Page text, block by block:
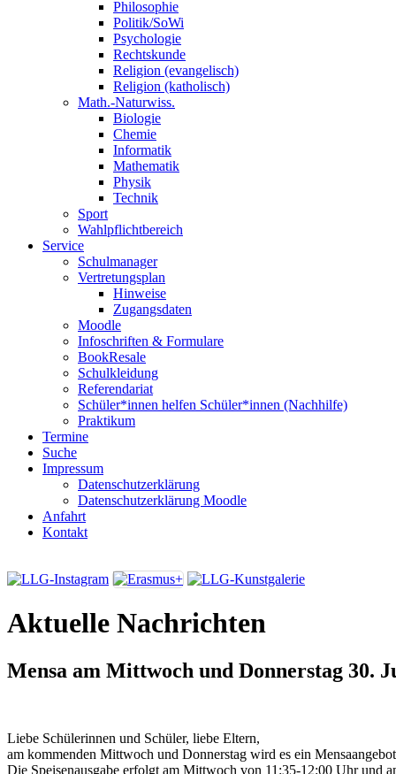
Philosophie
Politik/SoWi
Psychologie
Rechtskunde
Religion (evangelisch)
Religion (katholisch)
Math.-Naturwiss.
Biologie
Chemie
Informatik
Mathematik
Physik
Technik
Sport
Wahlpflichtbereich
Service
Schulmanager
Vertretungsplan
Hinweise
Zugangsdaten
Moodle
Infoschriften & Formulare
BookResale
Schulkleidung
Referendariat
Schüler*innen helfen Schüler*innen (Nachhilfe)
Praktikum
Termine
Suche
Impressum
Datenschutzerklärung
Datenschutzerklärung Moodle
Anfahrt
Kontakt
Aktuelle Nachrichten
Mensa am Mittwoch und Donnerstag 30.
Liebe Schülerinnen und Schüler, liebe Eltern,
am kommenden Mittwoch und Donnerstag wird es ein
Die Speisenausgabe erfolgt am Mittwoch von 11:35-12:00 Uhr und